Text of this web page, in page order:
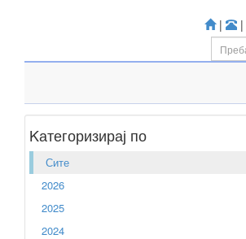
| |
Kатегоризирај по
Сите
2026
2025
2024